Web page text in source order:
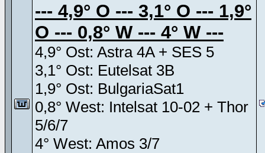
--- 4,9° O --- 3,1° O --- 1,9°
O --- 0,8° W --- 4° W ---
4,9° Ost: Astra 4A + SES 5
3,1° Ost: Eutelsat 3B
1,9° Ost: BulgariaSat1
0,8° West: Intelsat 10-02 + Thor
5/6/7
4° West: Amos 3/7